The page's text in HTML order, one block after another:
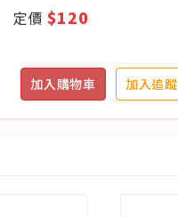
定價$120
加入購物車 加入追蹤